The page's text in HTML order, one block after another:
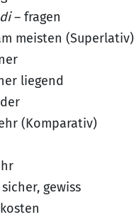
– fragen
meisten (Superlativ)
liegend
(Komparativ)
gewiss